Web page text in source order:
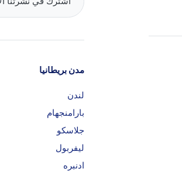
مدن بريطانيا
لندن
بارامنجهام
جلاسكو
ليفربول
ادنبره